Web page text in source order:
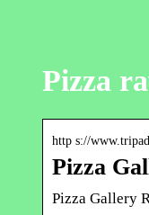
Pizza
http s://
Pizza
Pizza Gallery